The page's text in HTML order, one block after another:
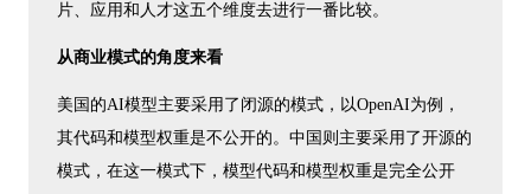
片、应用和人才这五个维度去进行一番比较。
从商业模式的角度来看
美国的AI模型主要采用了闭源的模式，以OpenAI为例，
其代码和模型权重是不公开的。中国则主要采用了开源的
模式，在这一模式下，模型代码和模型权重是完全公开